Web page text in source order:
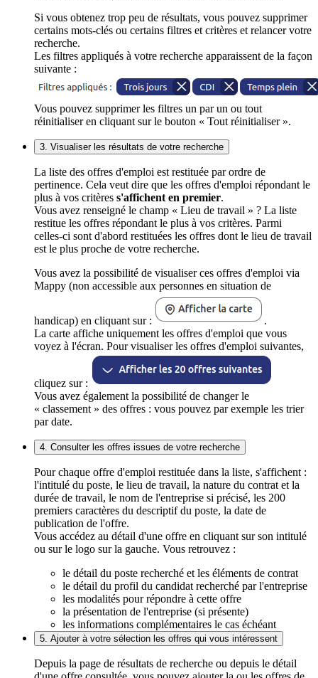
Si vous obtenez trop peu de résultats, vous pouvez supprimer
certains mots-clés ou certains filtres et critères et relancer votre
recherche.
Les filtres appliqués à votre recherche apparaissent de la façon
suivante :
Vous pouvez supprimer les filtres un par un ou tout
réinitialiser en cliquant sur le bouton « Tout réinitialiser ».
3. Visualiser les résultats de votre recherche
La liste des offres d'emploi est restituée par ordre de
pertinence. Cela veut dire que les offres d'emploi répondant le
plus à vos critères s'affichent en premier.
Vous avez renseigné le champ « Lieu de travail » ? La liste
restitue les offres répondant le plus à vos critères. Parmi
celles-ci sont d'abord restituées les offres dont le lieu de travail
est le plus proche de votre recherche.
Vous avez la possibilité de visualiser ces offres d'emploi via
Mappy (non accessible aux personnes en situation de
handicap) en cliquant sur :
.
La carte affiche uniquement les offres d'emploi que vous
voyez à l'écran. Pour visualiser les offres d'emploi suivantes,
cliquez sur :
Vous avez également la possibilité de changer le
« classement » des offres : vous pouvez par exemple les trier
par date.
4. Consulter les offres issues de votre recherche
Pour chaque offre d'emploi restituée dans la liste, s'affichent :
l'intitulé du poste, le lieu de travail, la nature du contrat et la
durée de travail, le nom de l'entreprise si précisé, les 200
premiers caractères du descriptif du poste, la date de
publication de l'offre.
Vous accédez au détail d'une offre en cliquant sur son intitulé
ou sur le logo sur la gauche. Vous retrouvez :
le détail du poste recherché et les éléments de contrat
le détail du profil du candidat recherché par l'entreprise
les modalités pour répondre à cette offre
la présentation de l'entreprise (si présente)
les informations complémentaires le cas échéant
5. Ajouter à votre sélection les offres qui vous intéressent
Depuis la page de résultats de recherche ou depuis le détail